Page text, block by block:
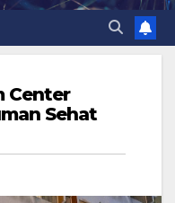
Center
Sehat